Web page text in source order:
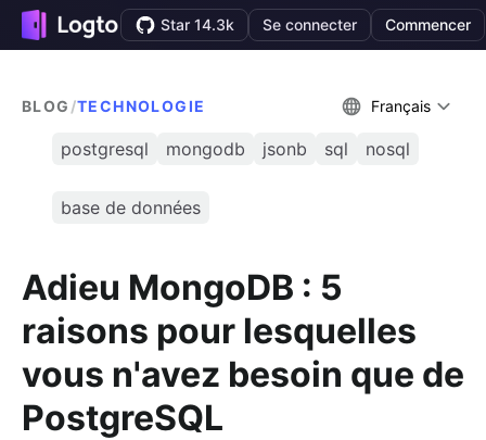
Star 14.3k Se connecter Commencer
BLOG /TECHNOLOGIE Français
postgresql mongodb jsonb sql nosql
base de données
Adieu MongoDB : 5
raisons pour lesquelles
vous n'avez besoin que de
PostgreSQL